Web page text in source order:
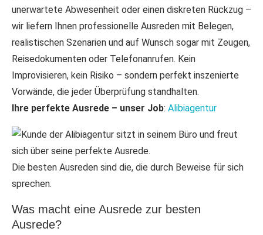
unerwartete Abwesenheit oder einen diskreten Rückzug –
wir liefern Ihnen professionelle Ausreden mit Belegen,
realistischen Szenarien und auf Wunsch sogar mit Zeugen,
Reisedokumenten oder Telefonanrufen. Kein
Improvisieren, kein Risiko – sondern perfekt inszenierte
Vorwände, die jeder Überprüfung standhalten.
Ihre perfekte Ausrede – unser Job: Alibiagentur
Die besten Ausreden sind die, die durch Beweise für sich
sprechen.
Was macht eine Ausrede zur besten
Ausrede?